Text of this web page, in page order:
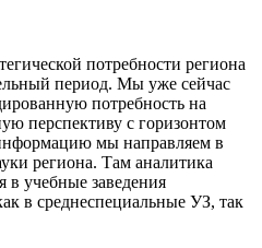
потребности региона
период. Мы уже сейчас
потребность на
перспективу с горизонтом
мы направляем в
региона. Там аналитика
в учебные заведения
в среднеспециальные УЗ, так